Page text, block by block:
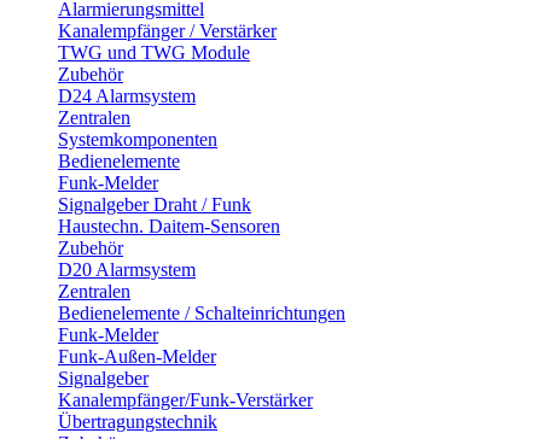
Alarmierungsmittel
Kanalempfänger / Verstärker
TWG und TWG Module
Zubehör
D24 Alarmsystem
Zentralen
Systemkomponenten
Bedienelemente
Funk-Melder
Signalgeber Draht / Funk
Haustechn. Daitem-Sensoren
Zubehör
D20 Alarmsystem
Zentralen
Bedienelemente / Schalteinrichtungen
Funk-Melder
Funk-Außen-Melder
Signalgeber
Kanalempfänger/Funk-Verstärker
Übertragungstechnik